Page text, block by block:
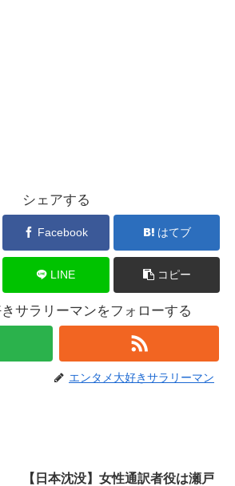
シェアする
Facebook はてブ
LINE コピー
サラリーマンをフォローする
エンタメ大好きサラリーマン
【日本沈没】女性通訳者役は瀬戸